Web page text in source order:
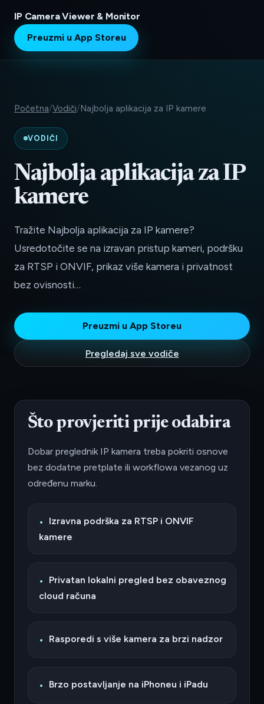
IP Camera Viewer & Monitor
Preuzmi u App Storeu
Početna/Vodiči/Najbolja aplikacija za IP kamere
VODIČI
Najbolja aplikacija za IP
kamere
Tražite Najbolja aplikacija za IP kamere?
Usredotočite se na izravan pristup kameri, podršku
za RTSP i ONVIF, prikaz više kamera i privatnost
bez ovisnosti…
Preuzmi u App Storeu
Pregledaj sve vodiče
Što provjeriti prije odabira
Dobar preglednik IP kamera treba pokriti osnove
bez dodatne pretplate ili workflowa vezanog uz
određenu marku.
Izravna podrška za RTSP i ONVIF
kamere
Privatan lokalni pregled bez obaveznog
cloud računa
Rasporedi s više kamera za brzi nadzor
Brzo postavljanje na iPhoneu i iPadu